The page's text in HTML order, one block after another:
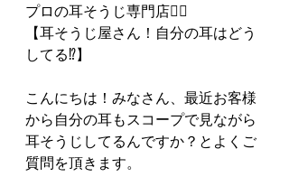
プロの耳そうじ専門店👂🏻
【耳そうじ屋さん！自分の耳はどう
してる⁉︎】
こんにちは！みなさん、最近お客様
から自分の耳もスコープで見ながら
耳そうじしてるんですか？とよくご
質問を頂きます。